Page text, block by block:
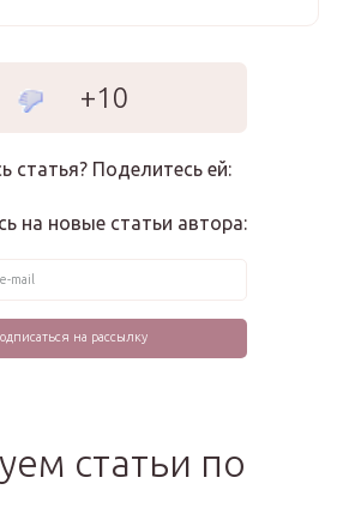
+10
статья? Поделитесь ей:
на новые статьи автора:
статьи по